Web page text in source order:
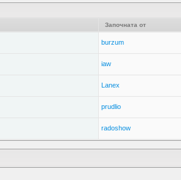
Започната от
burzum
iaw
Lanex
prudlio
radoshow